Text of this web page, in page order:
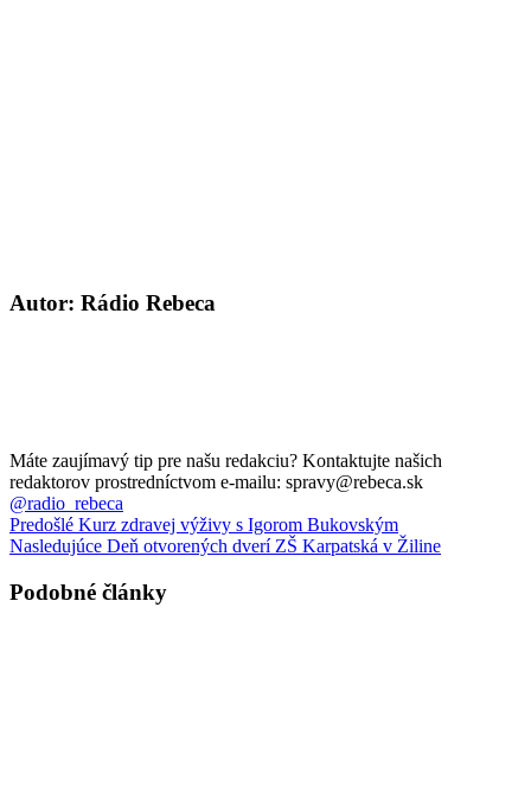
Autor: Rádio Rebeca
Máte zaujímavý tip pre našu redakciu? Kontaktujte našich
redaktorov prostredníctvom e-mailu: spravy@rebeca.sk
@radio_rebeca
Predošlé Kurz zdravej výživy s Igorom Bukovským
Nasledujúce Deň otvorených dverí ZŠ Karpatská v Žiline
Podobné články